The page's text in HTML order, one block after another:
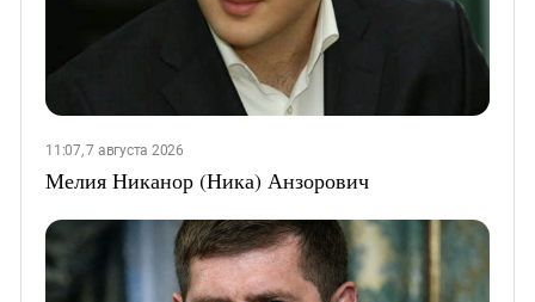
11:07, 7 августа 2026
Мелия Никанор (Ника) Анзорович